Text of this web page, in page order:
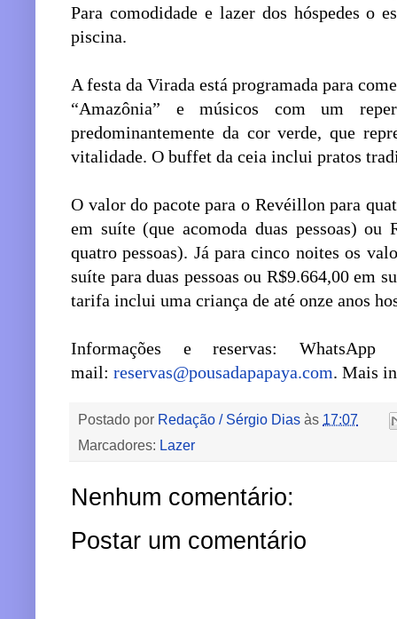
Para comodidade e lazer dos hóspedes o
piscina.
A festa da Virada está programada para
“Amazônia” e músicos com um
predominantemente da cor verde, que
vitalidade. O buffet da ceia inclui pratos
O valor do pacote para o Revéillon para
em suíte (que acomoda duas pessoas) ou
quatro pessoas). Já para cinco noites os
suíte para duas pessoas ou R$9.664,00 em
tarifa inclui uma criança de até onze anos
Informações e reservas:
mail: reservas@pousadapapaya.com. Mais
Postado por Redação / Sérgio Dias às 17:07
Marcadores: Lazer
Nenhum comentário:
Postar um comentário